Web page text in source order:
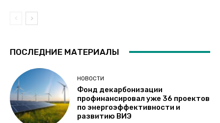
ПОСЛЕДНИЕ МАТЕРИАЛЫ
НОВОСТИ
Фонд декарбонизации
профинансировал уже 36 проектов
по энергоэффективности и
развитию ВИЭ